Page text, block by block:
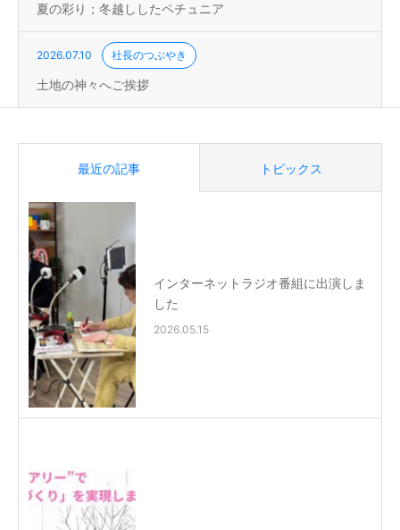
夏の彩り；冬越ししたペチュニア
2026.07.10 社長のつぶやき
土地の神々へご挨拶
最近の記事 トピックス
インターネットラジオ番組に出演しま
した
2026.05.15